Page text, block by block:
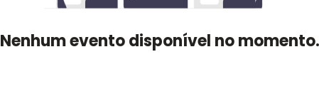
Nenhum evento disponível no momento.